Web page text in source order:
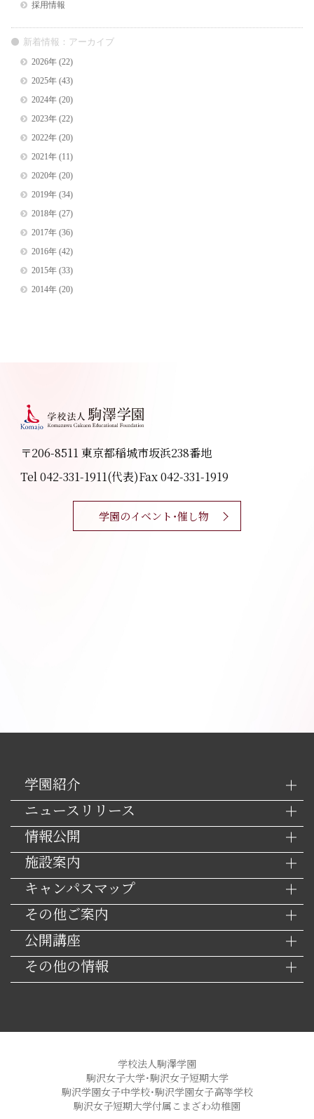
採用情報
新着情報：アーカイブ
2026年(22)
2025年(43)
2024年(20)
2023年(22)
2022年(20)
2021年(11)
2020年(20)
2019年(34)
2018年(27)
2017年(36)
2016年(42)
2015年(33)
2014年(20)
〒206-8511 東京都稲城市坂浜238番地
Tel 042-331-1911(代表)Fax 042-331-1919
学園のイベント・催し物
学園紹介
ニュースリリース
情報公開
施設案内
キャンパスマップ
その他ご案内
公開講座
その他の情報
学校法人駒澤学園
駒沢女子大学・駒沢女子短期大学
駒沢学園女子中学校・駒沢学園女子高等学校
駒沢女子短期大学付属こまざわ幼稚園